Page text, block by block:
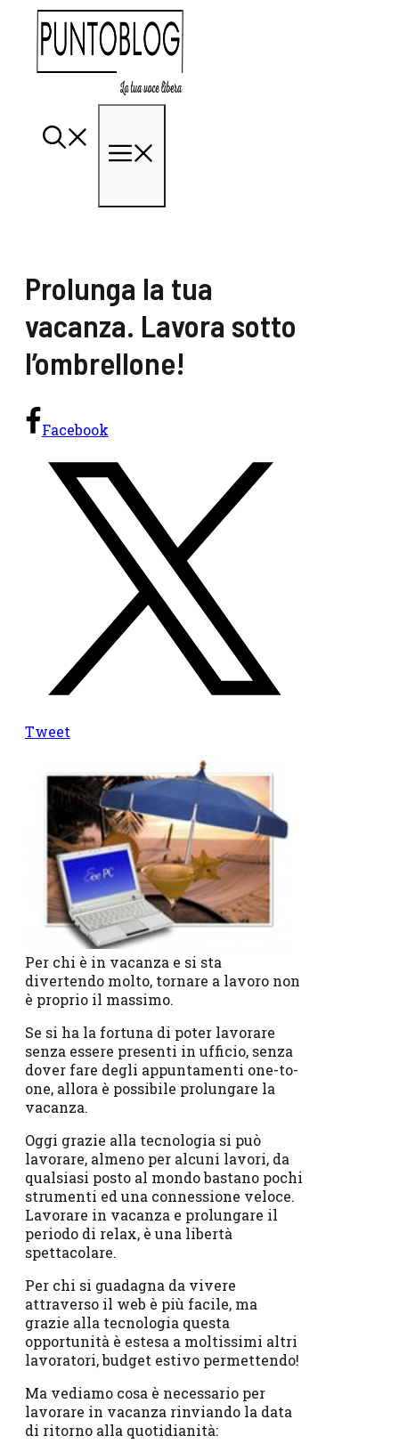
contenuto
Prolunga la tua
vacanza. Lavora sotto
l’ombrellone!
Facebook
Tweet
Per chi è in vacanza e si sta
divertendo molto, tornare a lavoro non
è proprio il massimo.
Se si ha la fortuna di poter lavorare
senza essere presenti in ufficio, senza
dover fare degli appuntamenti one-to-
one, allora è possibile prolungare la
vacanza.
Oggi grazie alla tecnologia si può
lavorare, almeno per alcuni lavori, da
qualsiasi posto al mondo bastano pochi
strumenti ed una connessione veloce.
Lavorare in vacanza e prolungare il
periodo di relax, è una libertà
spettacolare.
Per chi si guadagna da vivere
attraverso il web è più facile, ma
grazie alla tecnologia questa
opportunità è estesa a moltissimi altri
lavoratori, budget estivo permettendo!
Ma vediamo cosa è necessario per
lavorare in vacanza rinviando la data
di ritorno alla quotidianità: